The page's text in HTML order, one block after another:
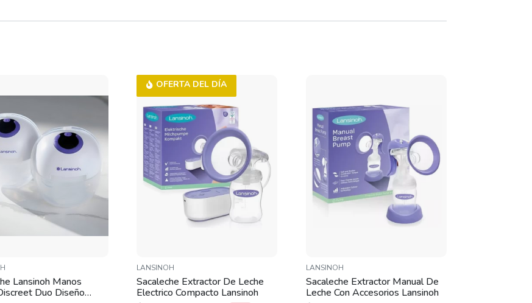
Lansinoh Manos
Duo Diseño
LANSINOH
Sacaleche Extractor De Leche
Electrico Compacto Lansinoh
OFERTA DEL DÍA
LANSINOH
Sacaleche Extractor Manual De
Leche Con Accesorios Lansinoh